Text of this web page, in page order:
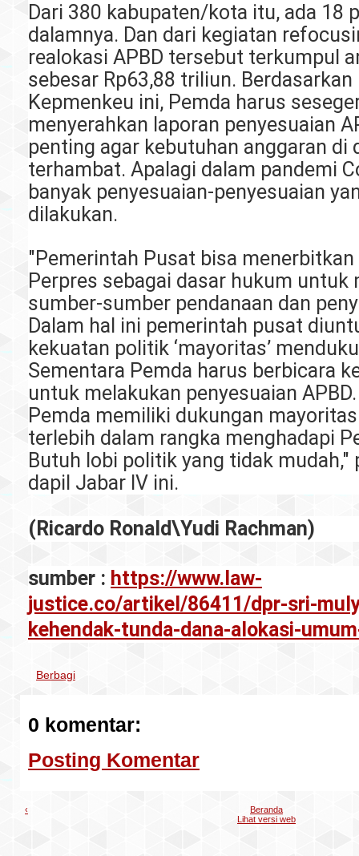
Dari 380 kabupaten/kota itu, ada 18
dalamnya. Dan dari kegiatan
realokasi APBD tersebut terkumpul
sebesar Rp63,88 triliun.
Kepmenkeu ini, Pemda harus
menyerahkan laporan penyesuaian
penting agar kebutuhan anggaran di
terhambat. Apalagi dalam pandemi
banyak penyesuaian-penyesuaian
dilakukan.
"Pemerintah Pusat bisa menerbitkan
Perpres sebagai dasar hukum untuk
sumber-sumber pendanaan dan
Dalam hal ini pemerintah pusat
kekuatan politik ‘mayoritas’
Sementara Pemda harus berbicara
untuk melakukan penyesuaian
Pemda memiliki dukungan mayoritas
terlebih dalam rangka menghadapi
Butuh lobi politik yang tidak mudah,"
dapil Jabar IV ini.
(Ricardo Ronald\Yudi Rachman)
sumber : https://www.law-
justice.co/artikel/86411/dpr-sri-
kehendak-tunda-dana-alokasi-
Berbagi
0 komentar:
Posting Komentar
‹
Beranda
Lihat versi web